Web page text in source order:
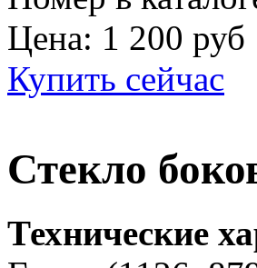
Цена: 1 200 руб
Купить сейчас
Стекло
Технические